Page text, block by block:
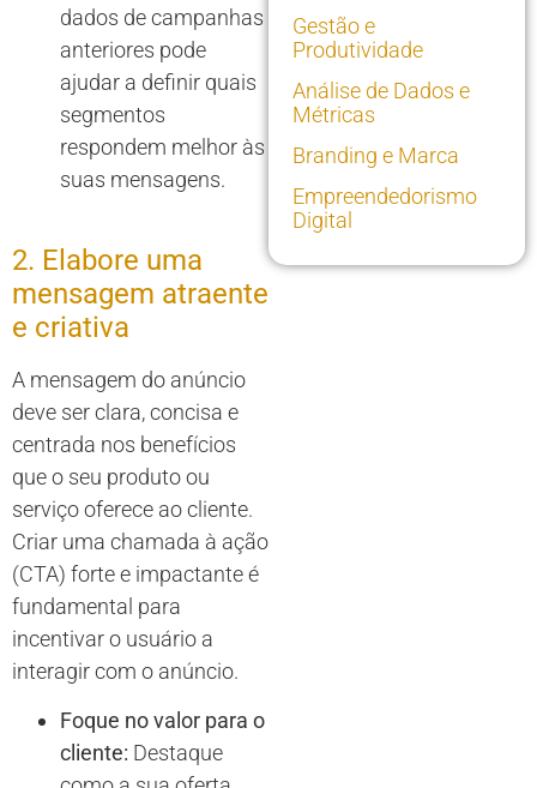
dados de campanhas
anteriores pode
ajudar a definir quais
segmentos
respondem melhor às
suas mensagens.
2. Elabore uma
mensagem atraente
e criativa
A mensagem do anúncio
deve ser clara, concisa e
centrada nos benefícios
que o seu produto ou
serviço oferece ao cliente.
Criar uma chamada à ação
(CTA) forte e impactante é
fundamental para
incentivar o usuário a
interagir com o anúncio.
Foque no valor para o
cliente: Destaque
Gestão e
Produtividade
Análise de Dados e
Métricas
Branding e Marca
Empreendedorismo
Digital